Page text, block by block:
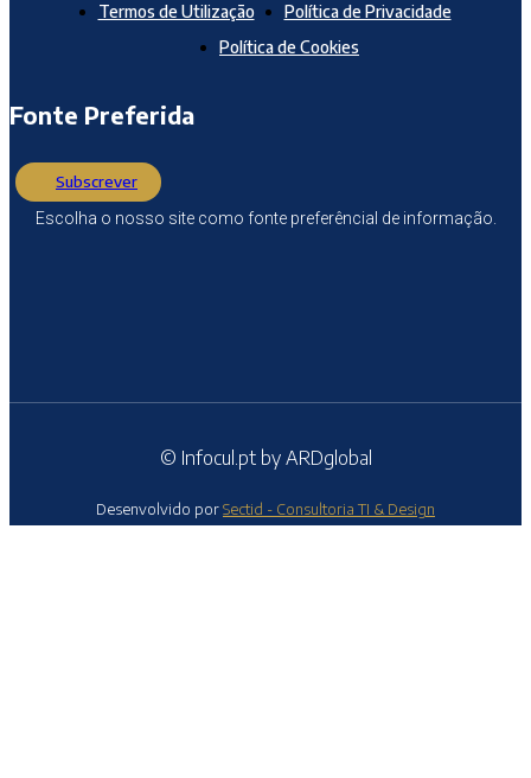
Termos de Utilização
Política de Privacidade
Política de Cookies
Fonte Preferida
Subscrever
Escolha o nosso site como fonte preferêncial de informação.
© Infocul.pt by ARDglobal
Desenvolvido porSectid - Consultoria TI & Design